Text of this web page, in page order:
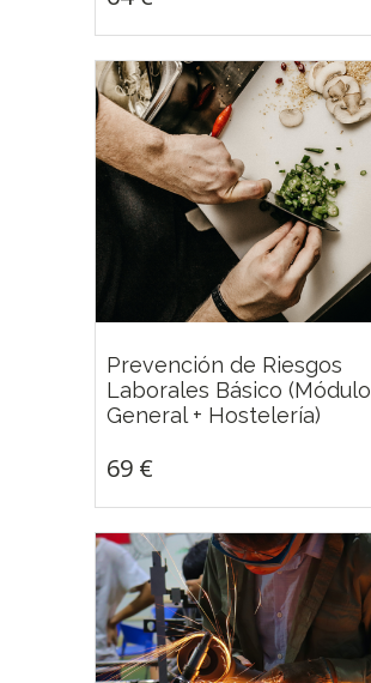
Prevención de Riesgos
Laborales Básico (Módulo
General + Hostelería)
69 €
69€